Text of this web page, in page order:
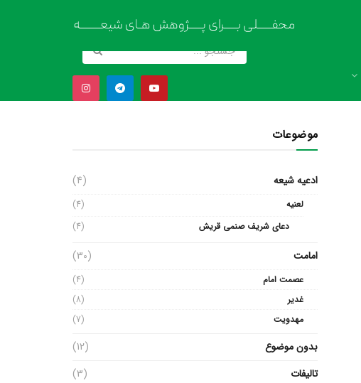
موضوعات
ادعیه شیعه (4)
لعنیه
(4)
دعای شریف صنمی قریش
(4)
امامت (30)
عصمت امام
(4)
غدیر
(8)
مهدویت
(7)
بدون موضوع
(12)
تالیفات
(3)